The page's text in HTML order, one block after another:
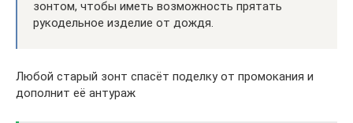
зонтом, чтобы иметь возможность прятать
рукодельное изделие от дождя.
Любой старый зонт спасёт поделку от промокания и
дополнит её антураж